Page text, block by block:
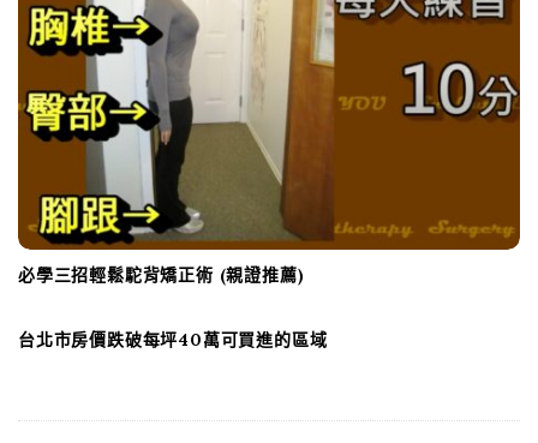
必學三招輕鬆駝背矯正術 (親證推薦)
台北市房價跌破每坪40萬可買進的區域